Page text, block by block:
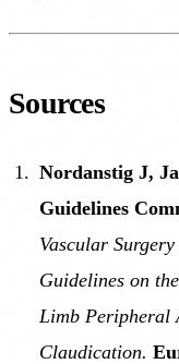
Sources
Nordanstig J,
Guidelines
Vascular
Guidelines on
Limb Peripheral
Claudication.